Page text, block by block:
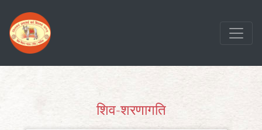
जाएं
शिव-शरणागति